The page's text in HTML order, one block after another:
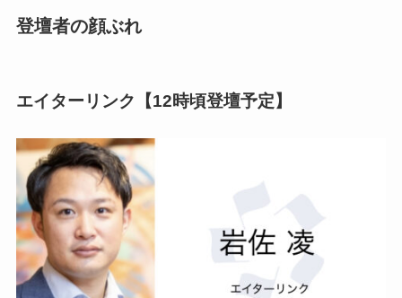
登壇者の顔ぶれ
エイターリンク【12時頃登壇予定】